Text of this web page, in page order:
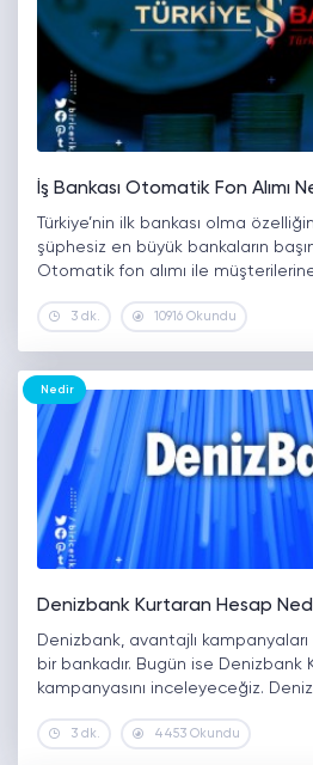
İş Bankası Otomatik Fon Alımı
Türkiye’nin ilk bankası olma
şüphesiz en büyük bankaların
Otomatik fon alımı ile
Türkiye’nin ilk bankası olması
3 dk. 10916 Okundu
Nedir
Denizbank Kurtaran Hesap
Denizbank, avantajlı
bir bankadır. Bugün ise Denizbank
kampanyasını inceleyeceğiz.
kurtaran hesaba nasıl başvurabilirim
3 dk. 4453 Okundu